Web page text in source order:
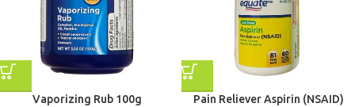
Vaporizing Rub 100g
Pain Reliever Aspirin (NSAID)